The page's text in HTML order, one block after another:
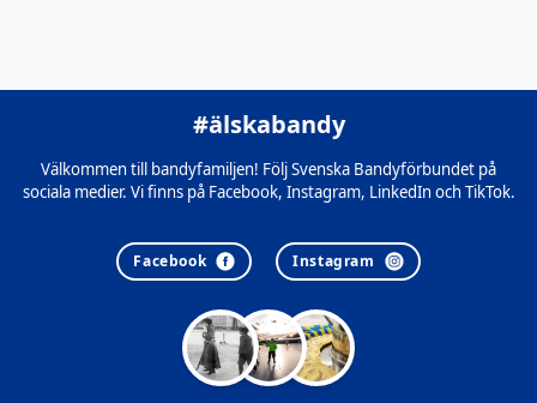
#älskabandy
Välkommen till bandyfamiljen! Följ Svenska Bandyförbundet på
sociala medier. Vi finns på Facebook, Instagram, LinkedIn och TikTok.
Facebook Instagram